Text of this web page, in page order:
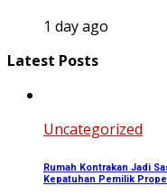
1 day ago
Latest Posts
Uncategorized
Rumah Kontrakan Jadi
Kepatuhan Pemilik